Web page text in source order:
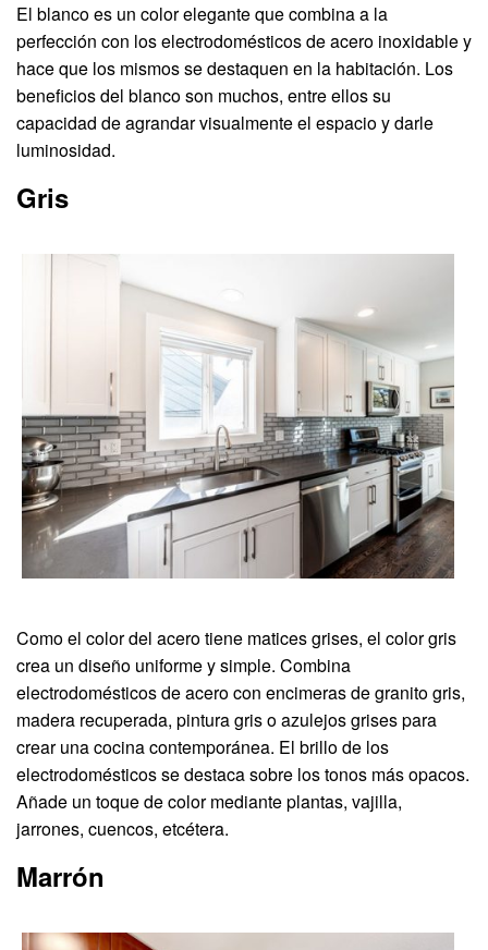
El blanco es un color elegante que combina a la
perfección con los electrodomésticos de acero inoxidable y
hace que los mismos se destaquen en la habitación. Los
beneficios del blanco son muchos, entre ellos su
capacidad de agrandar visualmente el espacio y darle
luminosidad.
Gris
Como el color del acero tiene matices grises, el color gris
crea un diseño uniforme y simple. Combina
electrodomésticos de acero con encimeras de granito gris,
madera recuperada, pintura gris o azulejos grises para
crear una cocina contemporánea. El brillo de los
electrodomésticos se destaca sobre los tonos más opacos.
Añade un toque de color mediante plantas, vajilla,
jarrones, cuencos, etcétera.
Marrón